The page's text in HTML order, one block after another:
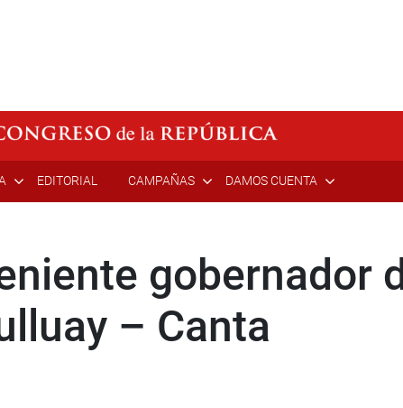
EDITORIAL CAMPAÑAS DAMOS CUENTA
gobernador
– Canta